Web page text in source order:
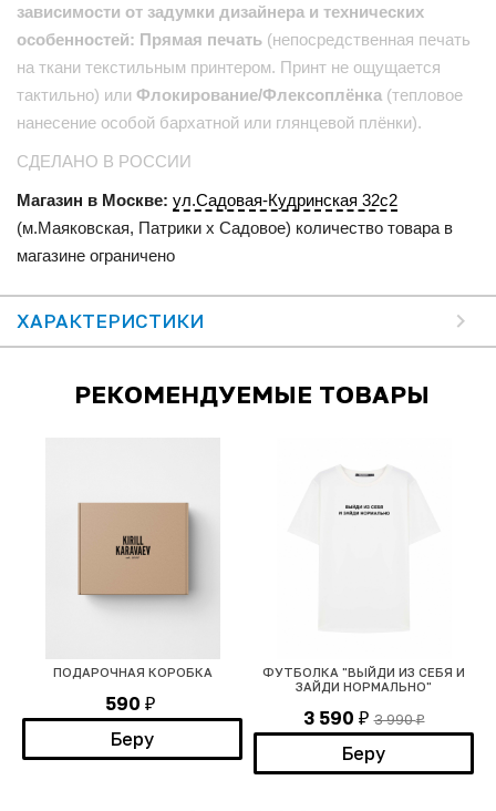
зависимости от задумки дизайнера и технических
особенностей: Прямая печать (непосредственная печать
на ткани текстильным принтером. Принт не ощущается
тактильно) или Флокирование/Флексоплёнка (тепловое
нанесение особой бархатной или глянцевой плёнки).
СДЕЛАНО В РОССИИ
Магазин в Москве: ул.Садовая-Кудринская 32с2
(м.Маяковская, Патрики x Садовое) количество товара в
магазине ограничено
ХАРАКТЕРИСТИКИ
РЕКОМЕНДУЕМЫЕ ТОВАРЫ
ПОДАРОЧНАЯ КОРОБКА
590 ₽
Беру
ФУТБОЛКА "ВЫЙДИ ИЗ СЕБЯ И
ЗАЙДИ НОРМАЛЬНО"
3 590 ₽ 3 990₽
Беру